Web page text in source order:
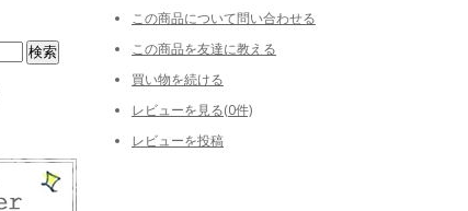
この商品について問い合わせる
この商品を友達に教える
買い物を続ける
レビューを見る(0件)
レビューを投稿